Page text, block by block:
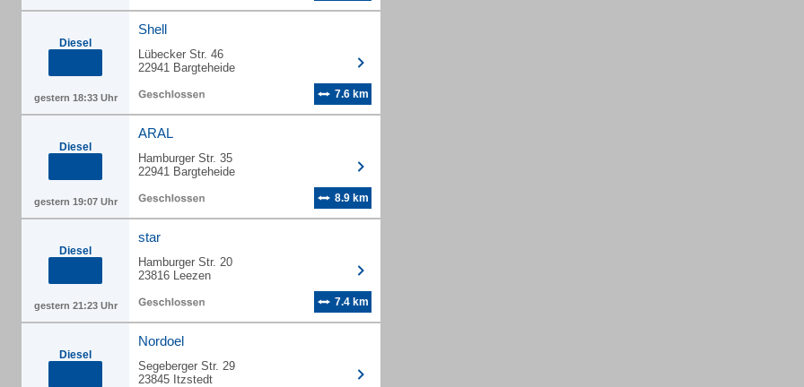
Diesel
gestern 18:33 Uhr
Shell
Lübecker Str. 46
22941 Bargteheide
7.6 km
Diesel
gestern 19:07 Uhr
ARAL
Hamburger Str. 35
22941 Bargteheide
8.9 km
Diesel
gestern 21:23 Uhr
star
Hamburger Str. 20
23816 Leezen
7.4 km
Diesel
Nordoel
Segeberger Str. 29
23845 Itzstedt